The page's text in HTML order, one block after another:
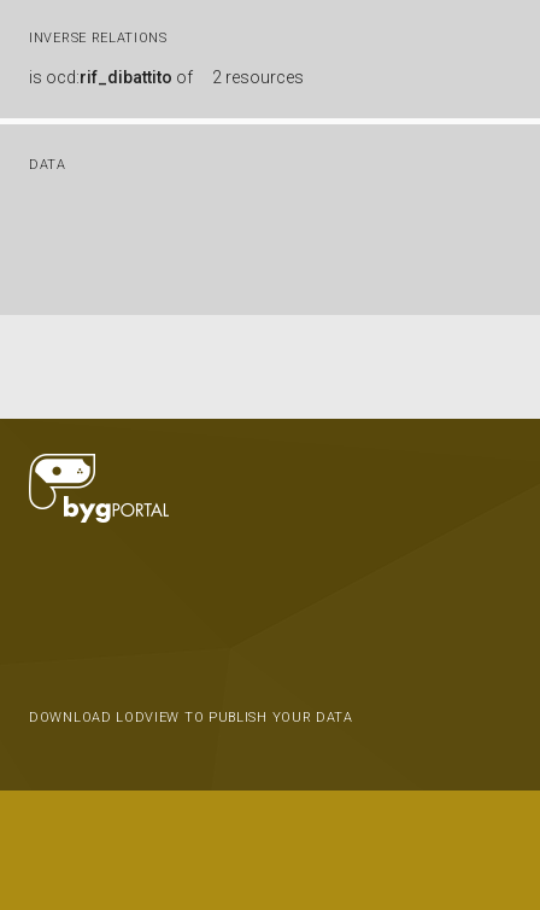
INVERSE RELATIONS
is ocd:rif_dibattito of 2 resources
DATA
DOWNLOAD LODVIEW TO PUBLISH YOUR DATA